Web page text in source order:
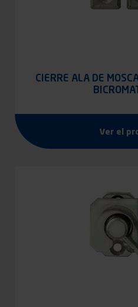
CIERRE ALA DE
Ver el